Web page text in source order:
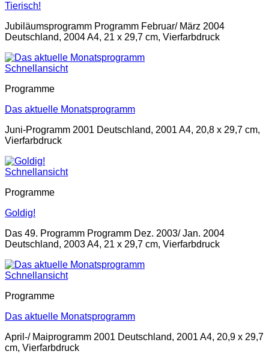
Tierisch!
Jubiläumsprogramm Programm Februar/ März 2004
Deutschland, 2004 A4, 21 x 29,7 cm, Vierfarbdruck
Schnellansicht
Programme
Das aktuelle Monatsprogramm
Juni-Programm 2001 Deutschland, 2001 A4, 20,8 x 29,7 cm,
Vierfarbdruck
Schnellansicht
Programme
Goldig!
Das 49. Programm Programm Dez. 2003/ Jan. 2004
Deutschland, 2003 A4, 21 x 29,7 cm, Vierfarbdruck
Schnellansicht
Programme
Das aktuelle Monatsprogramm
April-/ Maiprogramm 2001 Deutschland, 2001 A4, 20,9 x 29,7
cm, Vierfarbdruck